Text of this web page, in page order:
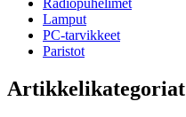
Lamput
PC-tarvikkeet
Paristot
Artikkelikategoriat